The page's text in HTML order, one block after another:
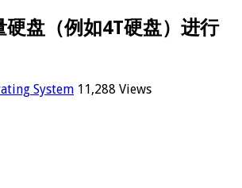
硬盘（例如4T硬盘）进行
System 11,288 Views